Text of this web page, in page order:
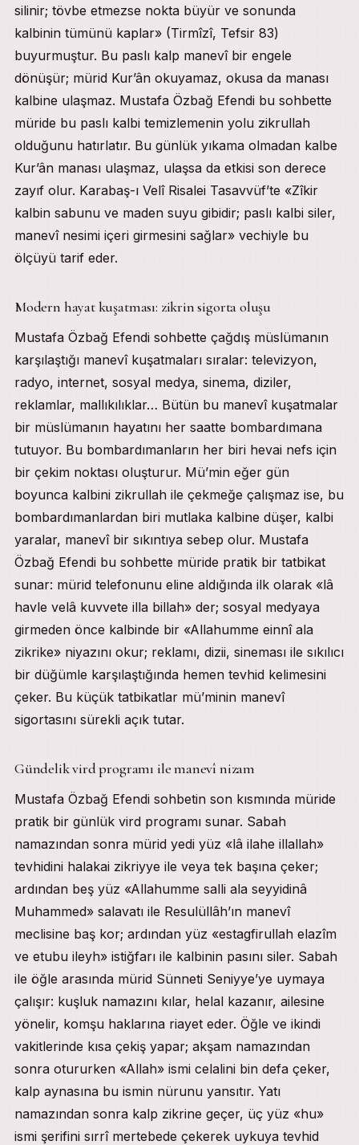
silinir; tövbe etmezse nokta büyür ve sonunda
kalbinin tümünü kaplar» (Tirmîzî, Tefsir 83)
buyurmuştur. Bu paslı kalp manevî bir engele
dönüşür; mürid Kur’ân okuyamaz, okusa da manası
kalbine ulaşmaz. Mustafa Özbağ Efendi bu sohbette
müride bu paslı kalbi temizlemenin yolu zikrullah
olduğunu hatırlatır. Bu günlük yıkama olmadan kalbe
Kur’ân manası ulaşmaz, ulaşsa da etkisi son derece
zayıf olur. Karabaş-ı Velî Risalei Tasavvüf’te «Zîkir
kalbin sabunu ve maden suyu gibidir; paslı kalbi siler,
manevî nesimi içeri girmesini sağlar» vechiyle bu
ölçüyü tarif eder.
Modern hayat kuşatması: zikrin sigorta oluşu
Mustafa Özbağ Efendi sohbette çağdış müslümanın
karşılaştığı manevî kuşatmaları sıralar: televizyon,
radyo, internet, sosyal medya, sinema, diziler,
reklamlar, mallıkılıklar… Bütün bu manevî kuşatmalar
bir müslümanın hayatını her saatte bombardımana
tutuyor. Bu bombardımanların her biri hevai nefs için
bir çekim noktası oluşturur. Mü’min eğer gün
boyunca kalbini zikrullah ile çekmeğe çalışmaz ise, bu
bombardımanlardan biri mutlaka kalbine düşer, kalbi
yaralar, manevî bir sıkıntıya sebep olur. Mustafa
Özbağ Efendi bu sohbette müride pratik bir tatbikat
sunar: mürid telefonunu eline aldığında ilk olarak «lâ
havle velâ kuvvete illa billah» der; sosyal medyaya
girmeden önce kalbinde bir «Allahumme einnî ala
zikrike» niyazını okur; reklamı, dizii, sineması ile sıkılıcı
bir düğümle karşılaştığında hemen tevhid kelimesini
çeker. Bu küçük tatbikatlar mü’minin manevî
sigortasını sürekli açık tutar.
Gündelik vird programı ile manevî nizam
Mustafa Özbağ Efendi sohbetin son kısmında müride
pratik bir günlük vird programı sunar. Sabah
namazından sonra mürid yedi yüz «lâ ilahe illallah»
tevhidini halakai zikriyye ile veya tek başına çeker;
ardından beş yüz «Allahumme salli ala seyyidinâ
Muhammed» salavatı ile Resulüllâh’ın manevî
meclisine baş kor; ardından yüz «estagfirullah elazîm
ve etubu ileyh» istiğfarı ile kalbinin pasını siler. Sabah
ile öğle arasında mürid Sünneti Seniyye’ye uymaya
çalışır: kuşluk namazını kılar, helal kazanır, ailesine
yönelir, komşu haklarına riayet eder. Öğle ve ikindi
vakitlerinde kısa çekiş yapar; akşam namazından
sonra otururken «Allah» ismi celalini bin defa çeker,
kalp aynasına bu ismin nürunu yansıtır. Yatı
namazından sonra kalp zikrine geçer, üç yüz «hu»
ismi şerifini sırrî mertebede çekerek uykuya tevhid